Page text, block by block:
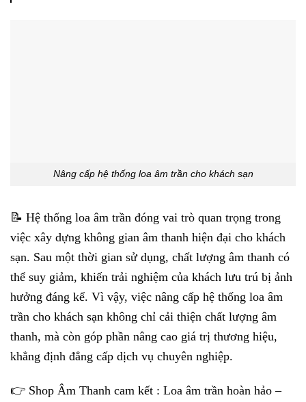
Nâng cấp hệ thống loa âm trần cho khách sạn
📝 Hệ thống loa âm trần đóng vai trò quan trọng trong
việc xây dựng không gian âm thanh hiện đại cho khách
sạn. Sau một thời gian sử dụng, chất lượng âm thanh có
thể suy giảm, khiến trải nghiệm của khách lưu trú bị ảnh
hưởng đáng kể. Vì vậy, việc nâng cấp hệ thống loa âm
trần cho khách sạn không chỉ cải thiện chất lượng âm
thanh, mà còn góp phần nâng cao giá trị thương hiệu,
khẳng định đẳng cấp dịch vụ chuyên nghiệp.
👉 Shop Âm Thanh cam kết : Loa âm trần hoàn hảo –